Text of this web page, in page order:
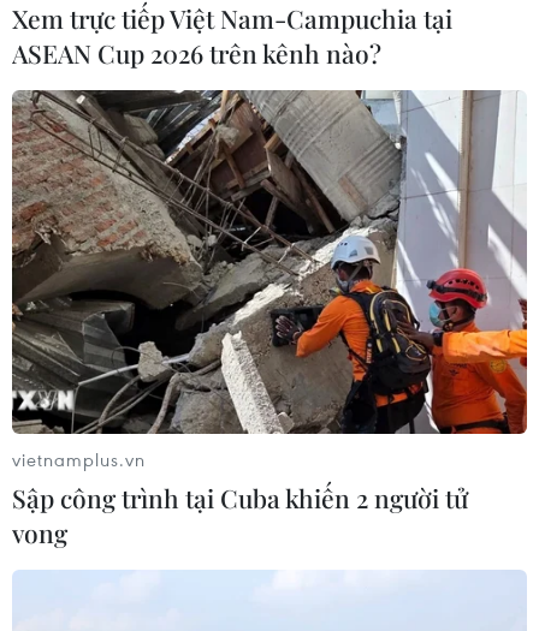
FPT độc quyền phát sóng hai giải đấu
bóng đá trong mùa Hè 2019
03/06/2019 10:20
Các trận đấu trong khuôn khổ hai giải đấu (Copa
America 2019 và ICC 2019) sẽ được phát sóng trên
truyền hình FPT và ứng dụng FPT Play.
Xem trực tiếp Việt Nam-Campuchia tại
ASEAN Cup 2026 trên kênh nào?
vietnamplus.vn
Sập công trình tại Cuba khiến 2 người tử
vong